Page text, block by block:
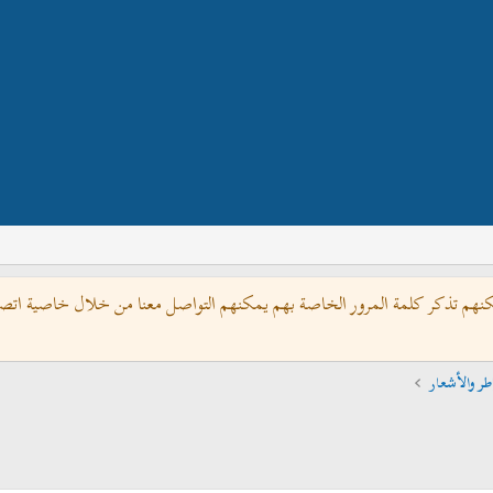
تذكر كلمة المرور الخاصة بهم يمكنهم التواصل معنا من خلال خاصية
والأشعار